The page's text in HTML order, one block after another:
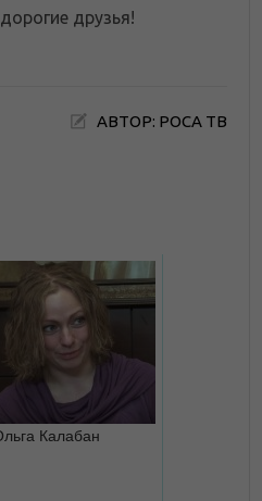
друзья!
АВТОР: РОСА ТВ
Калабан